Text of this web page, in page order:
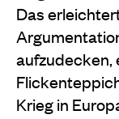
Das
aufzudecken,
Krieg in